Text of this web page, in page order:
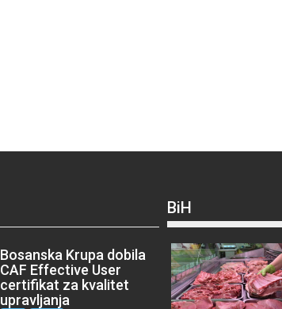
Bosanska Krupa dobila
CAF Effective User
certifikat za kvalitet
upravljanja
BiH